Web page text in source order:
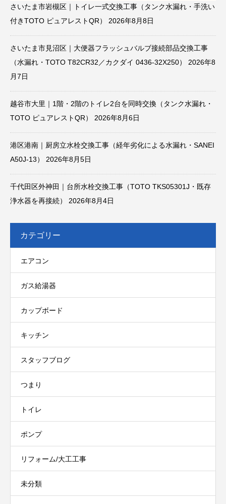
さいたま市岩槻区｜トイレ一式交換工事（タンク水漏れ・手洗い
付きTOTO ピュアレストQR）
2026年8月8日
さいたま市見沼区｜大便器フラッシュバルブ接続部品交換工事
（水漏れ・TOTO T82CR32／カクダイ 0436-32X250）
2026年8
月7日
越谷市大里｜1階・2階のトイレ2台を同時交換（タンク水漏れ・
TOTO ピュアレストQR）
2026年8月6日
港区港南｜厨房立水栓交換工事（経年劣化による水漏れ・SANEI
A50J-13）
2026年8月5日
千代田区外神田｜台所水栓交換工事（TOTO TKS05301J・既存
浄水器を再接続）
2026年8月4日
カテゴリー
エアコン
ガス給湯器
カップボード
キッチン
スタッフブログ
つまり
トイレ
ポンプ
リフォーム/大工工事
未分類